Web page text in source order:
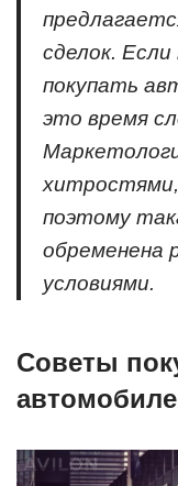
сделок.
покупать
это время
хитростями,
поэтому
обременена
условиями.
Советы